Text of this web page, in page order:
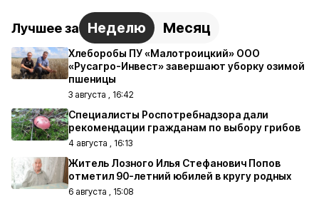
Лучшее за Неделю Месяц
Хлеборобы ПУ «Малотроицкий» ООО
«Русагро-Инвест» завершают уборку озимой
пшеницы
3 августа , 16:42
Специалисты Роспотребнадзора дали
рекомендации гражданам по выбору грибов
4 августа , 16:13
Житель Лозного Илья Стефанович Попов
отметил 90-летний юбилей в кругу родных
6 августа , 15:08